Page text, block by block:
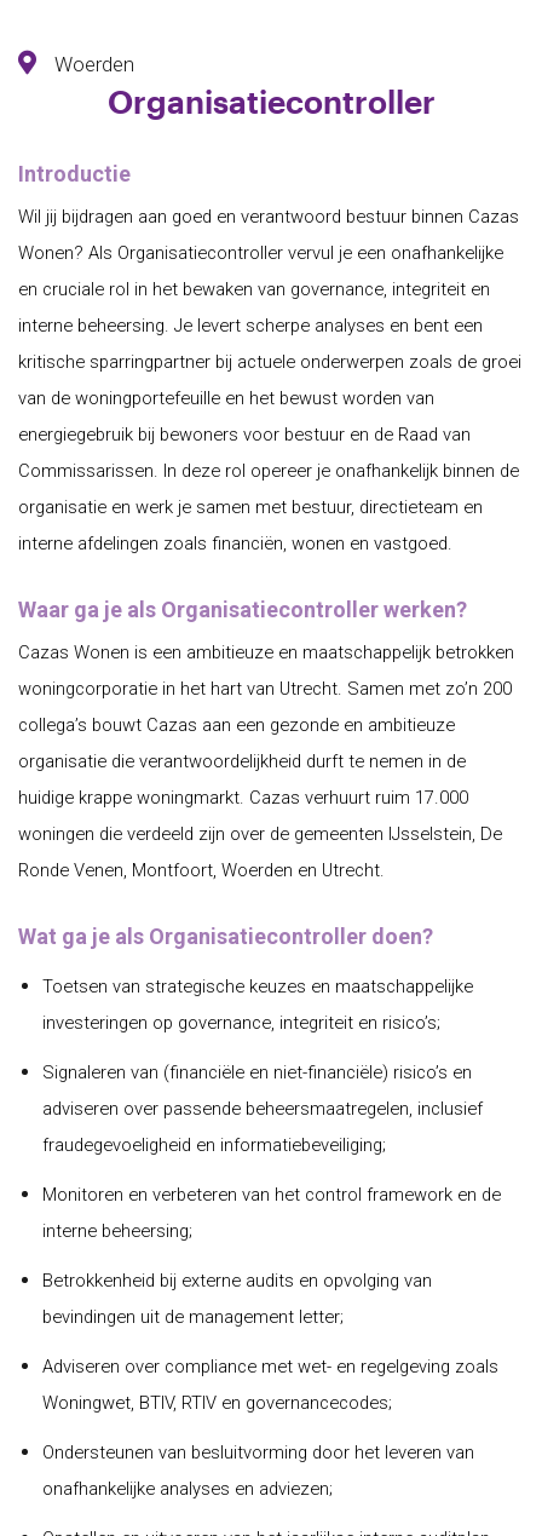
Woerden
Organisatiecontroller
Introductie
Wil jij bijdragen aan goed en verantwoord bestuur binnen Cazas
Wonen? Als Organisatiecontroller vervul je een onafhankelijke
en cruciale rol in het bewaken van governance, integriteit en
interne beheersing. Je levert scherpe analyses en bent een
kritische sparringpartner bij actuele onderwerpen zoals de groei
van de woningportefeuille en het bewust worden van
energiegebruik bij bewoners voor bestuur en de Raad van
Commissarissen. In deze rol opereer je onafhankelijk binnen de
organisatie en werk je samen met bestuur, directieteam en
interne afdelingen zoals financiën, wonen en vastgoed.
Waar ga je als Organisatiecontroller werken?
Cazas Wonen is een ambitieuze en maatschappelijk betrokken
woningcorporatie in het hart van Utrecht. Samen met zo’n 200
collega’s bouwt Cazas aan een gezonde en ambitieuze
organisatie die verantwoordelijkheid durft te nemen in de
huidige krappe woningmarkt. Cazas verhuurt ruim 17.000
woningen die verdeeld zijn over de gemeenten IJsselstein, De
Ronde Venen, Montfoort, Woerden en Utrecht.
Wat ga je als Organisatiecontroller doen?
Toetsen van strategische keuzes en maatschappelijke
investeringen op governance, integriteit en risico’s;
Signaleren van (financiële en niet-financiële) risico’s en
adviseren over passende beheersmaatregelen, inclusief
fraudegevoeligheid en informatiebeveiliging;
Monitoren en verbeteren van het control framework en de
interne beheersing;
Betrokkenheid bij externe audits en opvolging van
bevindingen uit de management letter;
Adviseren over compliance met wet- en regelgeving zoals
Woningwet, BTIV, RTIV en governancecodes;
Ondersteunen van besluitvorming door het leveren van
onafhankelijke analyses en adviezen;